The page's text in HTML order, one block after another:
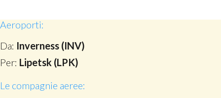
Aeroporti:
Da: Inverness (INV)
Per: Lipetsk (LPK)
Le compagnie aeree: